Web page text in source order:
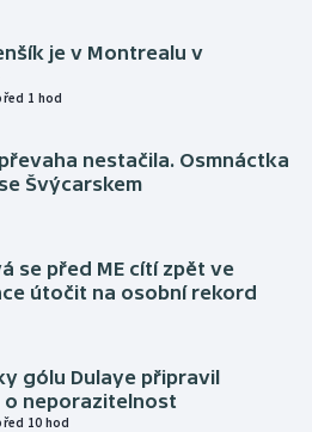
je v Montrealu v
1 hod
nestačila. Osmnáctka
Švýcarskem
se před ME cítí zpět ve
útočit na osobní rekord
gólu Dulaye připravil
o neporazitelnost
10 hod